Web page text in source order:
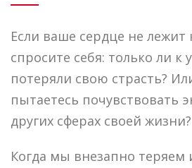
Если ваше сердце не
спросите себя: только ли
потеряли свою страсть?
пытаетесь почувствовать
других сферах своей жизни?
Когда мы внезапно теряем